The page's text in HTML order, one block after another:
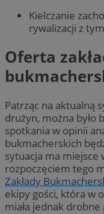
Kielczanie
rywalizacji z
Oferta
Patrząc na aktualną
drużyn, można było
spotkania w opinii
bukmacherskich
sytuacja ma miejsce
rozpoczęciem tego
Zakłady
ekipy gości, która w
miała jednak